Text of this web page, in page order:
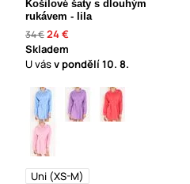
Košilové šaty s dlouhým
rukávem - lila
34 €24 €
Skladem
U vásv pondělí10. 8.
Uni (XS-M)